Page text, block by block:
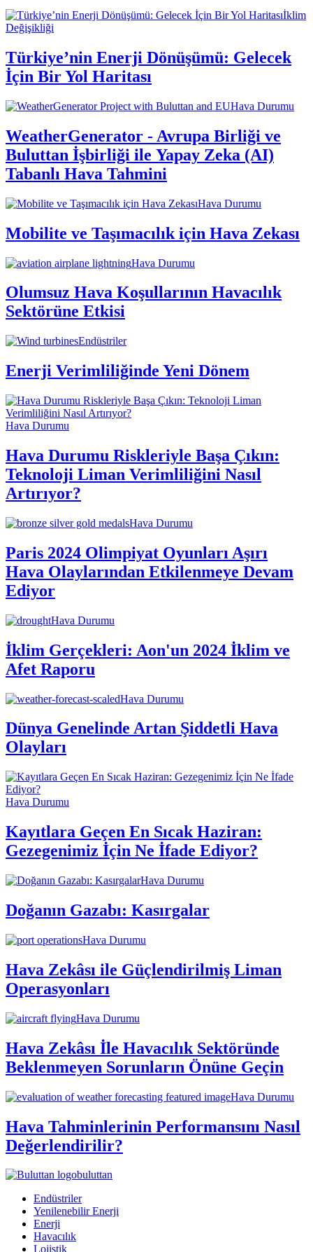
İklim
Değişikliği
Türkiye’nin Enerji Dönüşümü: Gelecek
İçin Bir Yol Haritası
Hava Durumu
WeatherGenerator - Avrupa Birliği ve
Buluttan İşbirliği ile Yapay Zeka (AI)
Tabanlı Hava Tahmini
Hava Durumu
Mobilite ve Taşımacılık için Hava Zekası
Hava Durumu
Olumsuz Hava Koşullarının Havacılık
Sektörüne Etkisi
Endüstriler
Enerji Verimliliğinde Yeni Dönem
Hava Durumu
Hava Durumu Riskleriyle Başa Çıkın:
Teknoloji Liman Verimliliğini Nasıl
Artırıyor?
Hava Durumu
Paris 2024 Olimpiyat Oyunları Aşırı
Hava Olaylarından Etkilenmeye Devam
Ediyor
Hava Durumu
İklim Gerçekleri: Aon'un 2024 İklim ve
Afet Raporu
Hava Durumu
Dünya Genelinde Artan Şiddetli Hava
Olayları
Hava Durumu
Kayıtlara Geçen En Sıcak Haziran:
Gezegenimiz İçin Ne İfade Ediyor?
Hava Durumu
Doğanın Gazabı: Kasırgalar
Hava Durumu
Hava Zekâsı ile Güçlendirilmiş Liman
Operasyonları
Hava Durumu
Hava Zekâsı İle Havacılık Sektöründe
Beklenmeyen Sorunların Önüne Geçin
Hava Durumu
Hava Tahminlerinin Performansını Nasıl
Değerlendirilir?
buluttan
Endüstriler
Yenilenebilir Enerji
Enerji
Havacılık
Lojistik